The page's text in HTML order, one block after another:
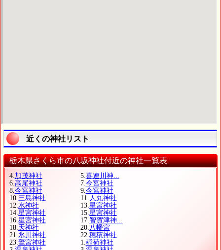
近くの神社リスト
栃木県さくら市の八坂神社付近の神社一覧表
4.加茂神社 5.喜連川神...
6.高尾神社 7.今宮神社
8.今宮神社 9.今宮神社
10.三島神社 11. 人丸神社
12.水神社 13.星宮神社
14.星宮神社 15.星宮神社
16.星宮神社 17.智賀津神...
18.天神社 20.八幡宮
21.氷川神社 22.穂積神社
23.鷲宮神社 1.稲荷神社